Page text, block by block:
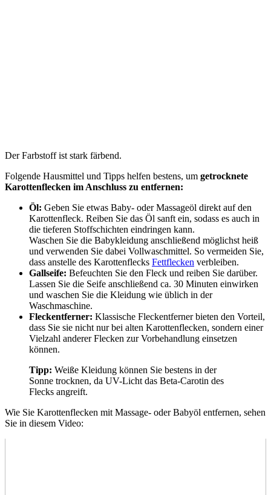
Der Farbstoff ist stark färbend.
Folgende Hausmittel und Tipps helfen bestens, um getrocknete
Karottenflecken im Anschluss zu entfernen:
Öl: Geben Sie etwas Baby- oder Massageöl direkt auf den
Karottenfleck. Reiben Sie das Öl sanft ein, sodass es auch in
die tieferen Stoffschichten eindringen kann.
Waschen Sie die Babykleidung anschließend möglichst heiß
und verwenden Sie dabei Vollwaschmittel. So vermeiden Sie,
dass anstelle des Karottenflecks Fettflecken verbleiben.
Gallseife: Befeuchten Sie den Fleck und reiben Sie darüber.
Lassen Sie die Seife anschließend ca. 30 Minuten einwirken
und waschen Sie die Kleidung wie üblich in der
Waschmaschine.
Fleckentferner: Klassische Fleckentferner bieten den Vorteil,
dass Sie sie nicht nur bei alten Karottenflecken, sondern einer
Vielzahl anderer Flecken zur Vorbehandlung einsetzen
können.
Tipp: Weiße Kleidung können Sie bestens in der
Sonne trocknen, da UV-Licht das Beta-Carotin des
Flecks angreift.
Wie Sie Karottenflecken mit Massage- oder Babyöl entfernen, sehen
Sie in diesem Video: